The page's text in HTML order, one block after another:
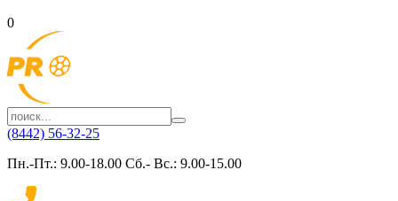
0
(8442) 56-32-25
Пн.-Пт.: 9.00-18.00 Сб.- Вс.: 9.00-15.00